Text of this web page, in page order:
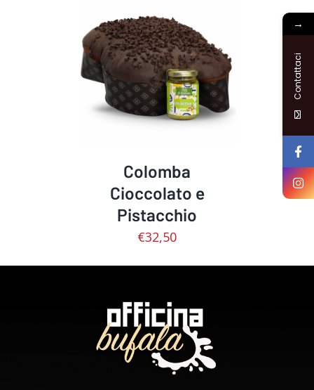
DETTAGLI
Colomba
Cioccolato e
Pistacchio
€32,50
→
Contattaci